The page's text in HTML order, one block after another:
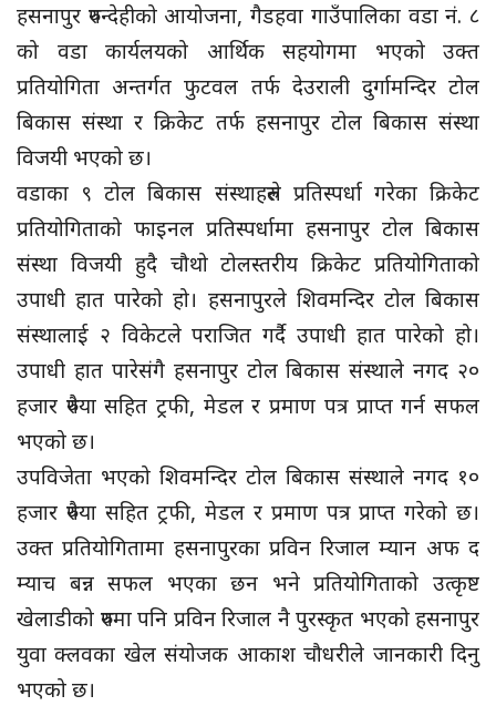
हसनापुर रुपन्देहीको आयोजना, गैडहवा गाउँपालिका वडा नं. ८
को वडा कार्यलयको आर्थिक सहयोगमा भएको उक्त
प्रतियोगिता अन्तर्गत फुटवल तर्फ देउराली दुर्गामन्दिर टोल
बिकास संस्था र क्रिकेट तर्फ हसनापुर टोल बिकास संस्था
विजयी भएको छ।
वडाका ९ टोल बिकास संस्थाहरुले प्रतिस्पर्धा गरेका क्रिकेट
प्रतियोगिताको फाइनल प्रतिस्पर्धामा हसनापुर टोल बिकास
संस्था विजयी हुदै चौथो टोलस्तरीय क्रिकेट प्रतियोगिताको
उपाधी हात पारेको हो। हसनापुरले शिवमन्दिर टोल बिकास
संस्थालाई २ विकेटले पराजित गर्दै उपाधी हात पारेको हो।
उपाधी हात पारेसंगै हसनापुर टोल बिकास संस्थाले नगद २०
हजार रुपैया सहित ट्रफी, मेडल र प्रमाण पत्र प्राप्त गर्न सफल
भएको छ।
उपविजेता भएको शिवमन्दिर टोल बिकास संस्थाले नगद १०
हजार रुपैया सहित ट्रफी, मेडल र प्रमाण पत्र प्राप्त गरेको छ।
उक्त प्रतियोगितामा हसनापुरका प्रविन रिजाल म्यान अफ द
म्याच बन्न सफल भएका छन भने प्रतियोगिताको उत्कृष्ट
खेलाडीको रुपमा पनि प्रविन रिजाल नै पुरस्कृत भएको हसनापुर
युवा क्लवका खेल संयोजक आकाश चौधरीले जानकारी दिनु
भएको छ।